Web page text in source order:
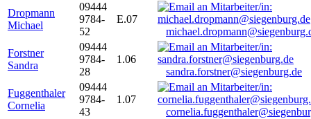
Dropmann
Michael
09444
9784-
52
E.07
Forstner
Sandra
09444
9784-
28
1.06
sandra.forstner@siegenburg.de
Fuggenthaler
Cornelia
09444
9784-
43
1.07